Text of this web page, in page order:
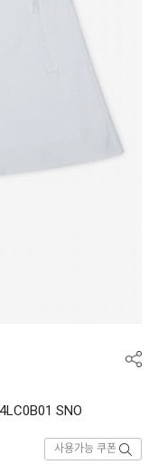
SNO
사용가능 쿠폰